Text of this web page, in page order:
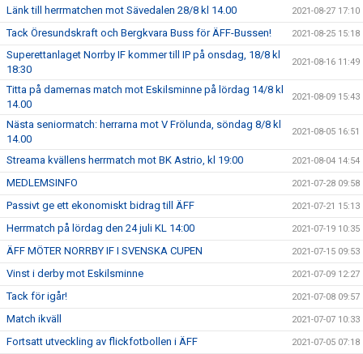
Länk till herrmatchen mot Sävedalen 28/8 kl 14.00 2021-08-27 17:10
Tack Öresundskraft och Bergkvara Buss för ÄFF-Bussen! 2021-08-25 15:18
Superettanlaget Norrby IF kommer till IP på onsdag, 18/8 kl
18:30
2021-08-16 11:49
Titta på damernas match mot Eskilsminne på lördag 14/8 kl
14.00
2021-08-09 15:43
Nästa seniormatch: herrarna mot V Frölunda, söndag 8/8 kl
14.00
2021-08-05 16:51
Streama kvällens herrmatch mot BK Astrio, kl 19:00 2021-08-04 14:54
MEDLEMSINFO 2021-07-28 09:58
Passivt ge ett ekonomiskt bidrag till ÄFF 2021-07-21 15:13
Herrmatch på lördag den 24 juli KL 14:00 2021-07-19 10:35
ÄFF MÖTER NORRBY IF I SVENSKA CUPEN 2021-07-15 09:53
Vinst i derby mot Eskilsminne 2021-07-09 12:27
Tack för igår! 2021-07-08 09:57
Match ikväll 2021-07-07 10:33
Fortsatt utveckling av flickfotbollen i ÄFF 2021-07-05 07:18